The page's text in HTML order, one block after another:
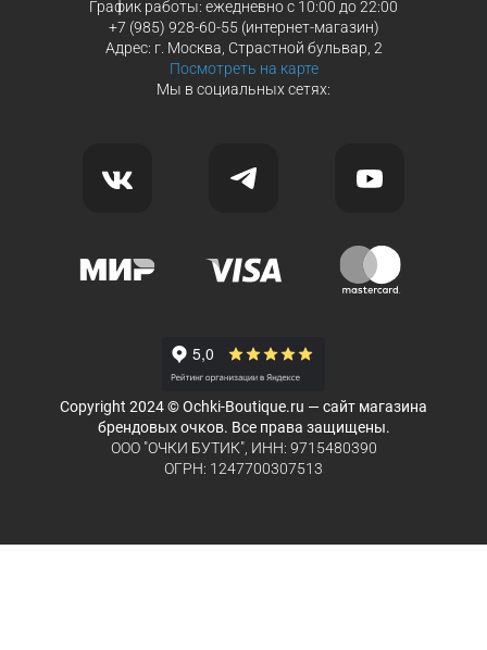
График работы: ежедневно с 10:00 до 22:00
+7 (985) 928-60-55 (интернет-магазин)
Адрес: г. Москва, Страстной бульвар, 2
Посмотреть на карте
Мы в социальных сетях:
Copyright 2024 © Ochki-Boutique.ru — сайт магазина
брендовых очков. Все права защищены.
ООО "ОЧКИ БУТИК", ИНН: 9715480390
ОГРН: 1247700307513